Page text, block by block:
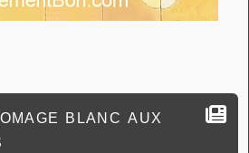
blanc aux